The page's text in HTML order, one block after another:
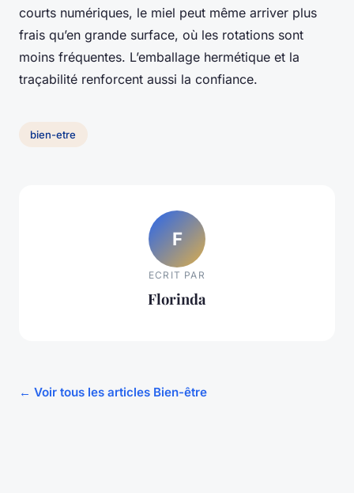
courts numériques, le miel peut même arriver plus
frais qu’en grande surface, où les rotations sont
moins fréquentes. L’emballage hermétique et la
traçabilité renforcent aussi la confiance.
bien-etre
F
ECRIT PAR
Florinda
← Voir tous les articles Bien-être